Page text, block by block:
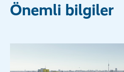
Önemli bilgiler